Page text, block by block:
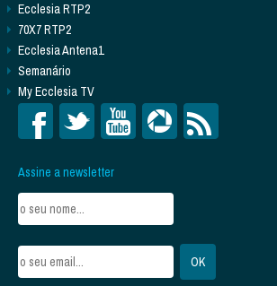
Ecclesia RTP2
70X7 RTP2
Ecclesia Antena1
Semanário
My Ecclesia TV
Assine a newsletter